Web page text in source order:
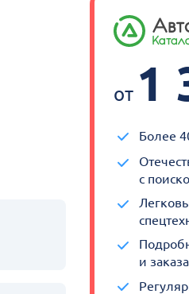
от 1
Более
с
и